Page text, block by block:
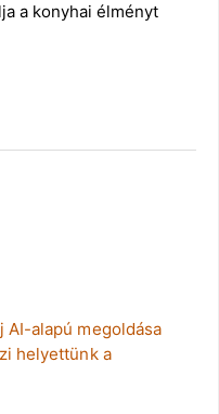
a konyhai élményt